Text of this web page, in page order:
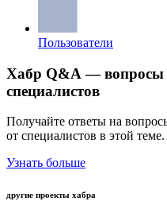
Пользователи
Хабр Q&A — вопросы
специалистов
Получайте ответы на
от специалистов в этой теме.
Узнать больше
другие проекты хабра